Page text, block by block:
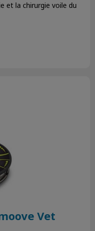
et la chirurgie voile du
Vet